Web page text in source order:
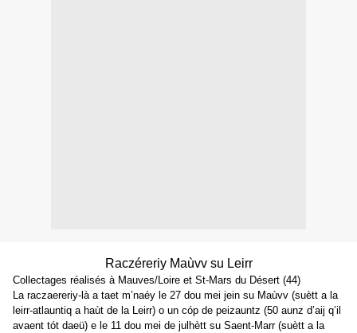
Raczéreriy Maùvv su Leirr
Collectages réalisés à Mauves/Loire et St-Mars du Désert (44)
La raczaereriy-là a taet m’naéy le 27 dou mei jein su Maùvv (suètt a la
leirr-atlauntiq a haùt de la Leirr) o un cóp de peizauntz (50 aunz d’aij q’il
avaent tót daeü) e le 11 dou mei de julhètt su Saent-Marr (suètt a la